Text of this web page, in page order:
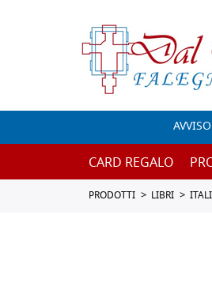
CARD REGALO
PRODOTTI LIBRI